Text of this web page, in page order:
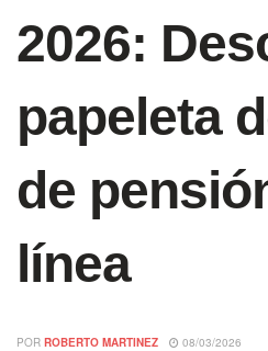
2026:
papeleta
de
línea
POR ROBERTO MARTINEZ 08/03/2026